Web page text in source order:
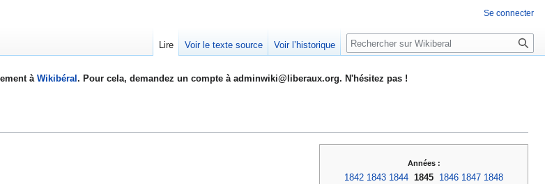
àWikibéral . Pour cela, demandez un compte à adminwiki@liberaux.org. N'hésitez pas !
Années :
1842 1843 1844 1845 1846 1847 1848
Se connecter
Lire Voir le texte source Voir l’historique Rechercher